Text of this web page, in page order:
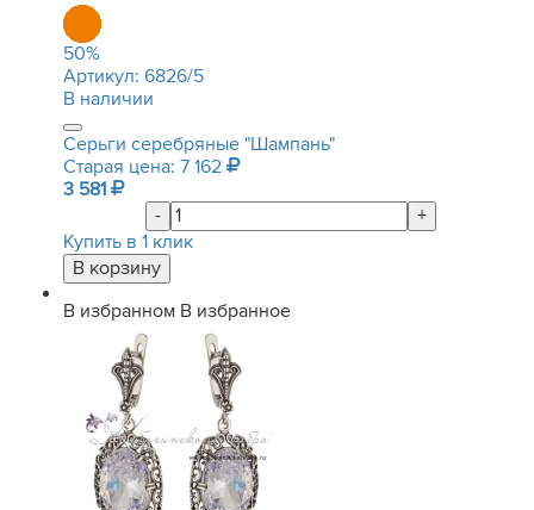
50%
Артикул: 6826/5
В наличии
Серьги серебряные "Шампань"
Старая цена: 7 162
3 581
-
+
Купить в 1 клик
В избранном В избранное